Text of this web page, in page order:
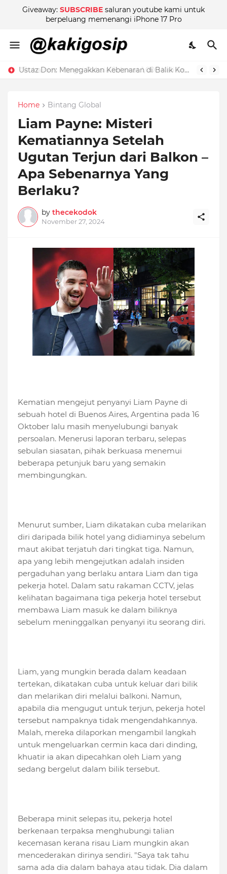
Giveaway: SUBSCRIBE saluran youtube kami untuk
berpeluang memenangi iPhone 17 Pro
"Ruhainies Kongsi Rahsia Selawat 1,000 Kali Sehari! Jom Ikut Bersama untuk Dapat Pahala Berganda!"
Home Bintang Global
Liam Payne: Misteri
Kematiannya Setelah
Ugutan Terjun dari Balkon –
Apa Sebenarnya Yang
Berlaku?
by thecekodok
November 27, 2024
Kematian mengejut penyanyi Liam Payne di
sebuah hotel di Buenos Aires, Argentina pada 16
Oktober lalu masih menyelubungi banyak
persoalan. Menerusi laporan terbaru, selepas
sebulan siasatan, pihak berkuasa menemui
beberapa petunjuk baru yang semakin
membingungkan.
Menurut sumber, Liam dikatakan cuba melarikan
diri daripada bilik hotel yang didiaminya sebelum
maut akibat terjatuh dari tingkat tiga. Namun,
apa yang lebih mengejutkan adalah insiden
pergaduhan yang berlaku antara Liam dan tiga
pekerja hotel. Dalam satu rakaman CCTV, jelas
kelihatan bagaimana tiga pekerja hotel tersebut
membawa Liam masuk ke dalam biliknya
sebelum meninggalkan penyanyi itu seorang diri.
Liam, yang mungkin berada dalam keadaan
tertekan, dikatakan cuba untuk keluar dari bilik
dan melarikan diri melalui balkoni. Namun,
apabila dia mengugut untuk terjun, pekerja hotel
tersebut nampaknya tidak mengendahkannya.
Malah, mereka dilaporkan mengambil langkah
untuk mengeluarkan cermin kaca dari dinding,
khuatir ia akan dipecahkan oleh Liam yang
sedang bergelut dalam bilik tersebut.
Beberapa minit selepas itu, pekerja hotel
berkenaan terpaksa menghubungi talian
kecemasan kerana risau Liam mungkin akan
mencederakan dirinya sendiri. "Saya tak tahu
sama ada dia dalam bahaya atau tidak. Dia dalam